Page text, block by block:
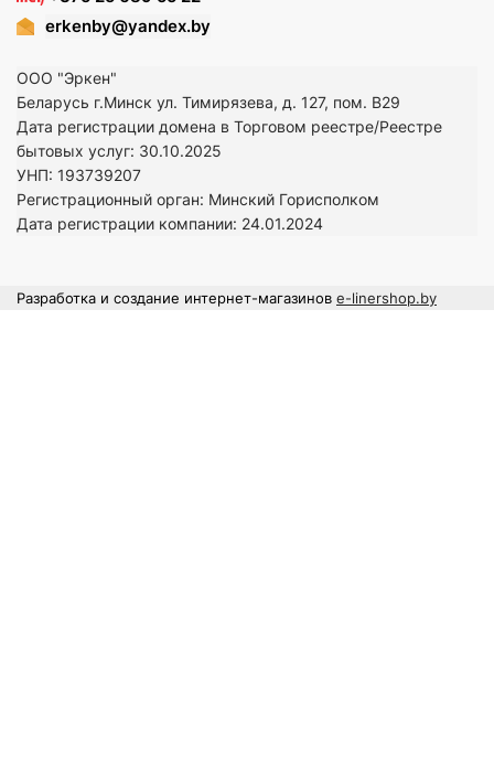
erkenby@yandex.by
ООО "Эркен"
Беларусь г.Минск ул. Тимирязева, д. 127, пом. В29
Дата регистрации домена в Торговом реестре/Реестре
бытовых услуг: 30.10.2025
УНП: 193739207
Регистрационный орган: Минский Горисполком
Дата регистрации компании: 24.01.2024
Разработка и создание интернет-магазинов e-linershop.by